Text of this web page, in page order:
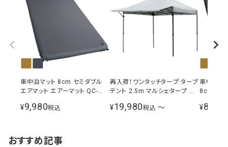
車中泊マット 8cm セミダブル
エアマット エアーマット QC-
¥9,980税込
再入荷！ワンタッチタープ タープ
テント 2.5m マルシェタープ ホ
べるサイドシートセット 風よけ
¥19,980税込 〜
車中泊マ
8cm厚 エ
¥8,980
おすすめ記事